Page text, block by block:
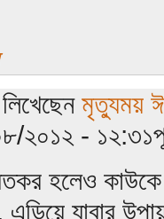
মৃত্যুময়
২০১২ -
হলেও
এড়িয়ে যাবার